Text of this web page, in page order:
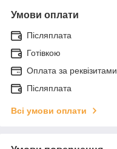
Умови оплати
Післяплата
Готівкою
Оплата за реквізитами
Післяплата
Всі умови оплати